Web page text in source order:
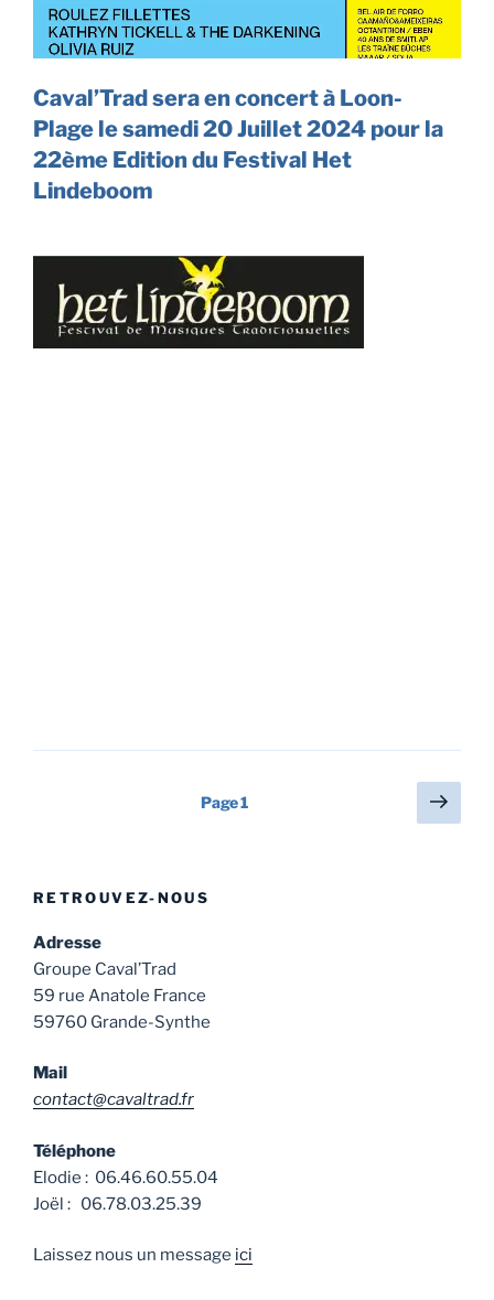
Caval’Trad sera en concert à Loon-
Plage le samedi 20 Juillet 2024 pour la
22ème Edition du Festival Het
Lindeboom
Page1
Page
RETROUVEZ-NOUS
Adresse
Groupe Caval’Trad
59 rue Anatole France
59760 Grande-Synthe
Mail
contact@cavaltrad.fr
Téléphone
Elodie : 06.46.60.55.04
Joël : 06.78.03.25.39
Laissez nous un message ici